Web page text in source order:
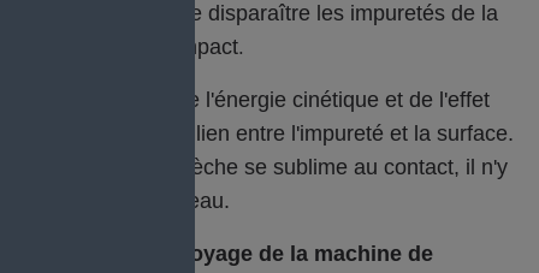
du son afin de faire disparaître les impuretés de la
surface lors de l'impact.
La combinaison de l'énergie cinétique et de l'effet
thermique brise le lien entre l'impureté et la surface.
Comme la glace sèche se sublime au contact, il n'y
a pas de traces d'eau.
Le temps de nettoyage de la machine de